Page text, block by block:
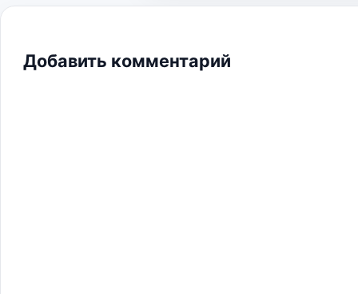
Добавить комментарий